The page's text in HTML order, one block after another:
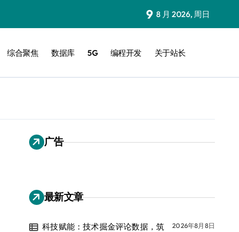
9 8 月 2026, 周日
综合聚焦 数据库 5G 编程开发 关于站长
广告
最新文章
科技赋能：技术掘金评论数据，筑
2026年8月8日